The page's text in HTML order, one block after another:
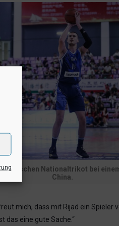
Nationaltrikot bei
China.
mich, dass mit Rijad ein Spieler
das eine gute Sache.“